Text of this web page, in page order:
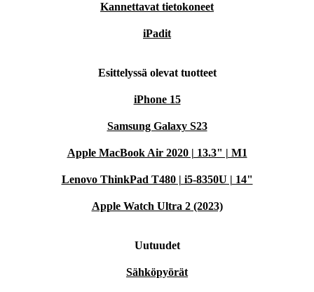
Kannettavat tietokoneet
iPadit
Esittelyssä olevat tuotteet
iPhone 15
Samsung Galaxy S23
Apple MacBook Air 2020 | 13.3" | M1
Lenovo ThinkPad T480 | i5-8350U | 14"
Apple Watch Ultra 2 (2023)
Uutuudet
Sähköpyörät